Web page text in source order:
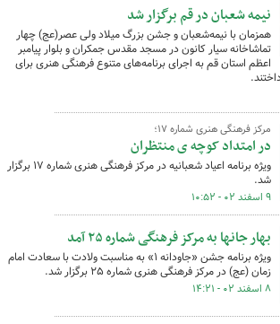
نیمه شعبان در قم برگزار شد
همزمان با نیمه‌شعبان و جشن بزرگ میلاد ولی عصر(عج) چهار
تماشاخانه سیار کانون در مسجد مقدس جمکران و بلوار پیامبر
اعظم استان قم به اجرای برنامه‌های متنوع فرهنگی هنری برای
مرکز فرهنگی هنری شماره ۱۷؛
در امتداد کوچه ی منتظران
ویژه برنامه اعیاد شعبانیه در مرکز فرهنگی هنری شماره ۱۷ برگزار
شد.
۹ اسفند ۰۲ - ۱۰:۵۲
بهار جانها به مرکز فرهنگی شماره ۲۵ آمد
ویژه برنامه جشن «جاودانه ۱» به مناسبت ولادت با سعادت امام
زمان (عج) در مرکز فرهنگی هنری شماره ۲۵ برگزار شد.
۸ اسفند ۰۲ - ۱۴:۲۱